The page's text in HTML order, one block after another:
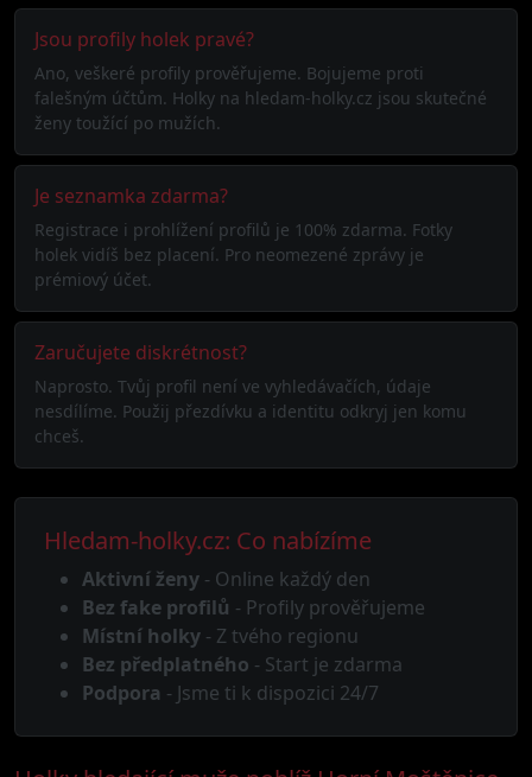
Jsou profily holek pravé?
Ano, veškeré profily prověřujeme. Bojujeme proti
falešným účtům. Holky na hledam-holky.cz jsou skutečné
ženy toužící po mužích.
Je seznamka zdarma?
Registrace i prohlížení profilů je 100% zdarma. Fotky
holek vidíš bez placení. Pro neomezené zprávy je
prémiový účet.
Zaručujete diskrétnost?
Naprosto. Tvůj profil není ve vyhledávačích, údaje
nesdílíme. Použij přezdívku a identitu odkryj jen komu
chceš.
Hledam-holky.cz: Co nabízíme
Aktivní ženy - Online každý den
Bez fake profilů - Profily prověřujeme
Místní holky - Z tvého regionu
Bez předplatného - Start je zdarma
Podpora - Jsme ti k dispozici 24/7